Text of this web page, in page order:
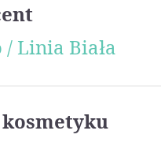
/ Linia Biała